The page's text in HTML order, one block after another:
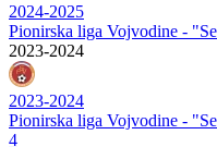
2024-2025
Pionirska liga Vojvodine -
2023-2024
2023-2024
Pionirska liga Vojvodine -
4